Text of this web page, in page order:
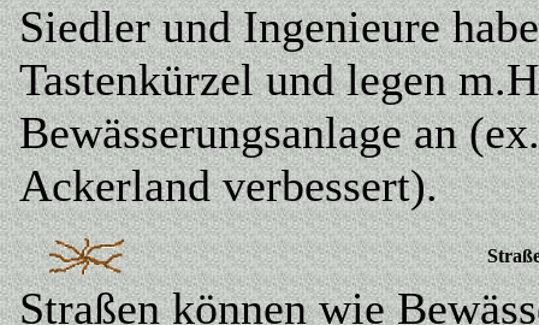
Siedler und Ingenieure
Tastenkürzel und legen
Bewässerungsanlage an
Ackerland verbessert).
Straßen können wie